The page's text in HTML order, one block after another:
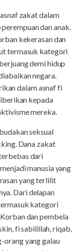
zakat dalam
dan anak.
kekerasan dan
termasuk kategori
demi hidup
negara.
dalam asnaf fi
kepada
mereka.
seksual
Dana zakat
dari
manusia yang
yang terlilit
Dari delapan
kategori
dan pembela
fi sabilillah, riqab,
orang yang galau